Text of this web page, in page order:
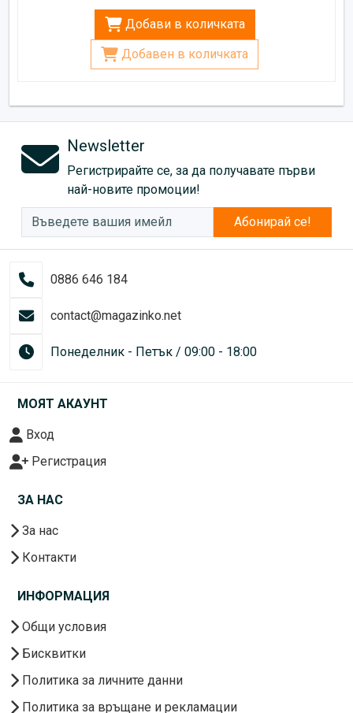
Добави в количката
Добавен в количката
Newsletter
Регистрирайте се, за да получавате първи
най-новите промоции!
Абонирай се!
0886 646 184
contact@magazinko.net
Понеделник - Петък / 09:00 - 18:00
МОЯТ АКАУНТ
Вход
Регистрация
ЗА НАС
За нас
Контакти
ИНФОРМАЦИЯ
Общи условия
Бисквитки
Политика за личните данни
Политика за връщане и рекламации